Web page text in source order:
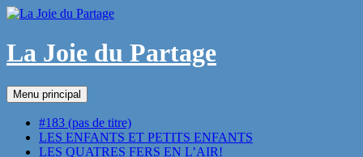
Aller
contenu
La Joie du Partage
Recherche
Menu principal
#183 (pas de titre)
LES ENFANTS ET PETITS ENFANTS
LES QUATRES FERS EN L’AIR!